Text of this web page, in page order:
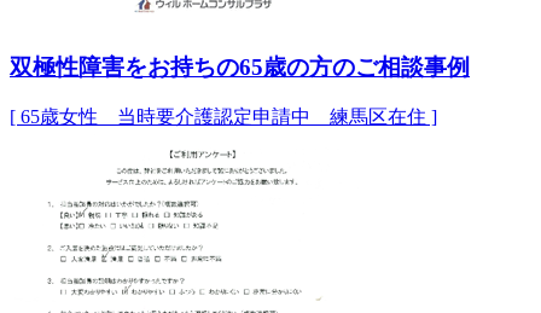
双極性障害をお持ちの65歳の方のご相談事例
[ 65歳女性 当時要介護認定申請中 練馬区在住 ]